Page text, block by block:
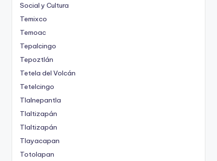
Social y Cultura
Temixco
Temoac
Tepalcingo
Tepoztlán
Tetela del Volcán
Tetelcingo
Tlalnepantla
Tlaltizapán
Tlaltizapán
Tlayacapan
Totolapan